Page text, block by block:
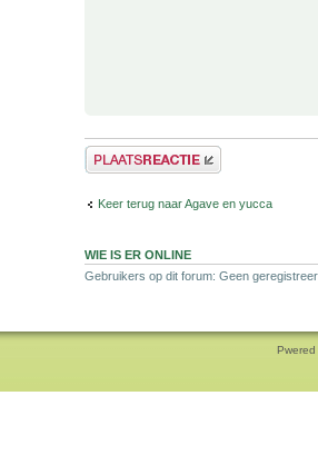
Plaats een reactie
Keer terug naar Agave en yucca
WIE IS ER ONLINE
Gebruikers op dit forum: Geen